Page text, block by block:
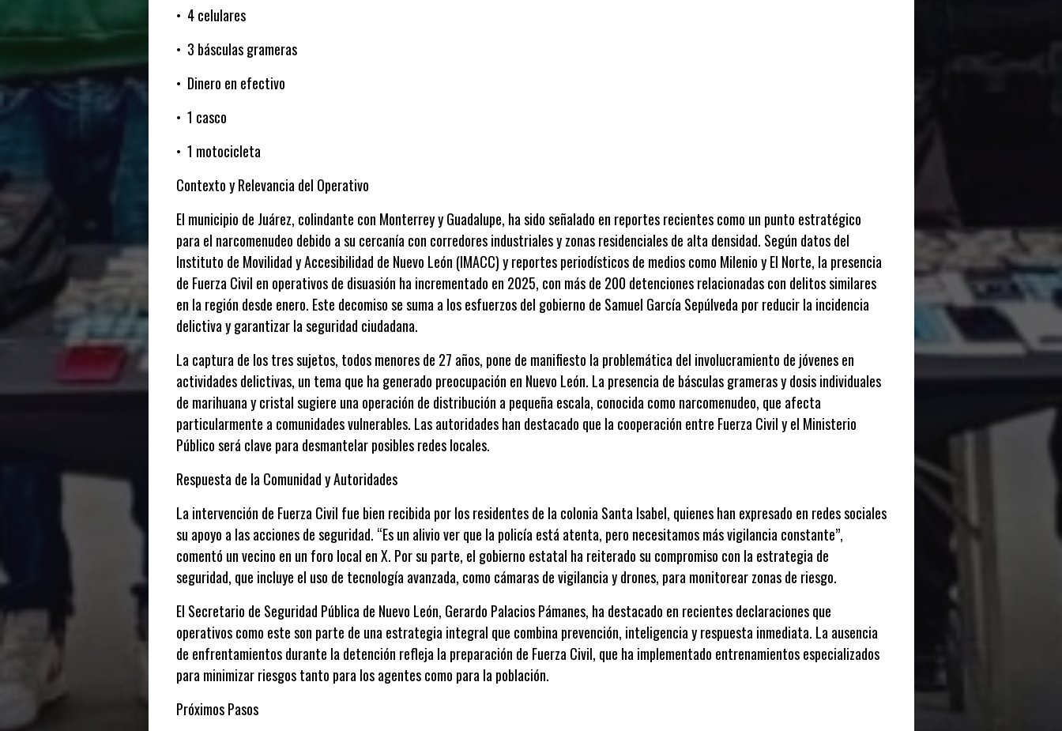
• 4 celulares
• 3 básculas grameras
• Dinero en efectivo
• 1 casco
• 1 motocicleta
Contexto y Relevancia del Operativo
El municipio de Juárez, colindante con Monterrey y Guadalupe, ha sido señalado en reportes recientes como un punto estratégico
para el narcomenudeo debido a su cercanía con corredores industriales y zonas residenciales de alta densidad. Según datos del
Instituto de Movilidad y Accesibilidad de Nuevo León (IMACC) y reportes periodísticos de medios como Milenio y El Norte, la presencia
de Fuerza Civil en operativos de disuasión ha incrementado en 2025, con más de 200 detenciones relacionadas con delitos similares
en la región desde enero. Este decomiso se suma a los esfuerzos del gobierno de Samuel García Sepúlveda por reducir la incidencia
delictiva y garantizar la seguridad ciudadana.
La captura de los tres sujetos, todos menores de 27 años, pone de manifiesto la problemática del involucramiento de jóvenes en
actividades delictivas, un tema que ha generado preocupación en Nuevo León. La presencia de básculas grameras y dosis individuales
de marihuana y cristal sugiere una operación de distribución a pequeña escala, conocida como narcomenudeo, que afecta
particularmente a comunidades vulnerables. Las autoridades han destacado que la cooperación entre Fuerza Civil y el Ministerio
Público será clave para desmantelar posibles redes locales.
Respuesta de la Comunidad y Autoridades
La intervención de Fuerza Civil fue bien recibida por los residentes de la colonia Santa Isabel, quienes han expresado en redes sociales
su apoyo a las acciones de seguridad. “Es un alivio ver que la policía está atenta, pero necesitamos más vigilancia constante”,
comentó un vecino en un foro local en X. Por su parte, el gobierno estatal ha reiterado su compromiso con la estrategia de
seguridad, que incluye el uso de tecnología avanzada, como cámaras de vigilancia y drones, para monitorear zonas de riesgo.
El Secretario de Seguridad Pública de Nuevo León, Gerardo Palacios Pámanes, ha destacado en recientes declaraciones que
operativos como este son parte de una estrategia integral que combina prevención, inteligencia y respuesta inmediata. La ausencia
de enfrentamientos durante la detención refleja la preparación de Fuerza Civil, que ha implementado entrenamientos especializados
para minimizar riesgos tanto para los agentes como para la población.
Próximos Pasos